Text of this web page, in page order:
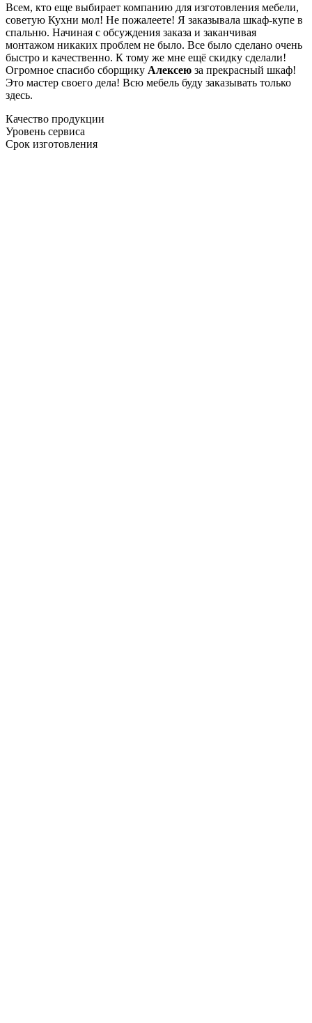
Всем, кто еще выбирает компанию для изготовления мебели,
советую Кухни мол! Не пожалеете! Я заказывала шкаф-купе в
спальню. Начиная с обсуждения заказа и заканчивая
монтажом никаких проблем не было. Все было сделано очень
быстро и качественно. К тому же мне ещё скидку сделали!
Огромное спасибо сборщику Алексею за прекрасный шкаф!
Это мастер своего дела! Всю мебель буду заказывать только
здесь.
Качество продукции
Уровень сервиса
Срок изготовления